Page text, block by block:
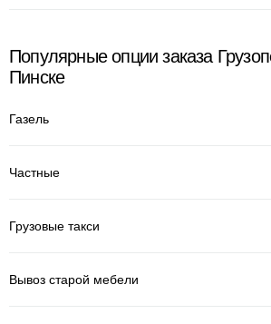
Популярные опции заказа
Пинске
Газель
Частные
Грузовые такси
Вывоз старой мебели